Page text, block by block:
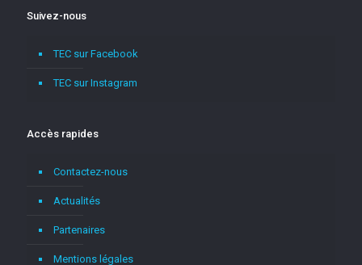
Suivez-nous
TEC sur Facebook
TEC sur Instagram
Accès rapides
Contactez-nous
Actualités
Partenaires
Mentions légales